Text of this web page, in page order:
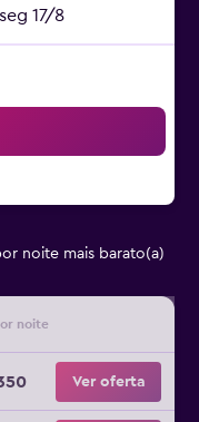
seg 17/8
noite mais barato(a)
noite
Ver oferta